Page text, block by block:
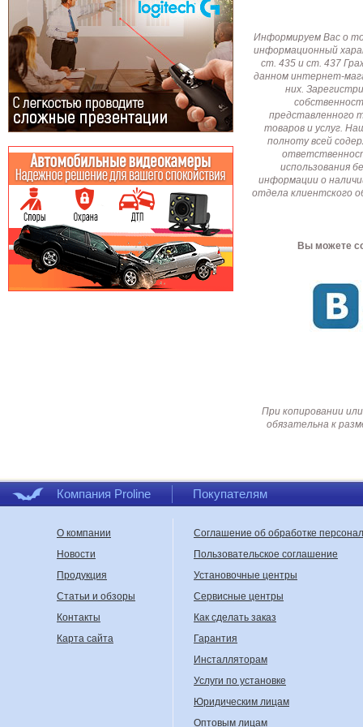
Информируем Вас о
информационный
ст. 435 и ст. 437
данном интернет-
них.
представленного
товаров и услуг.
полноту всей
использования
информации о
отдела клиентского
Вы можете
При копировании
обязательна к
Компания Proline Покупателям
О компании
Новости
Продукция
Статьи и обзоры
Контакты
Карта сайта
Соглашение об обработке
Пользовательское соглашение
Установочные центры
Сервисные центры
Как сделать заказ
Гарантия
Инсталляторам
Услуги по установке
Юридическим лицам
Оптовым лицам